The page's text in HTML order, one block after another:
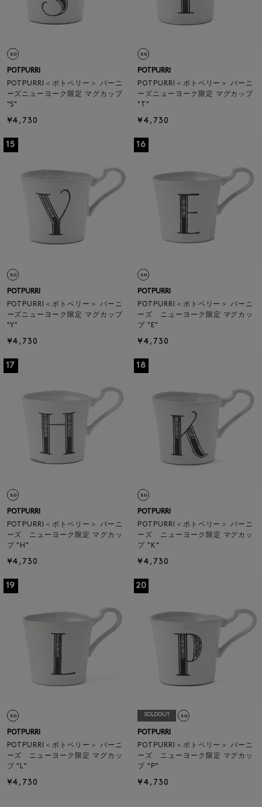
POTPURRI
POTPURRI＜ポトペリー＞ バーニ
ーズニューヨーク限定 マグカップ
"S"
¥4,730
POTPURRI
POTPURRI＜ポトペリー＞ バーニ
ーズニューヨーク限定 マグカップ
"T"
¥4,730
15
POTPURRI
POTPURRI＜ポトペリー＞ バーニ
ーズニューヨーク限定 マグカップ
"Y"
¥4,730
16
POTPURRI
POTPURRI＜ポトペリー＞ バーニ
ーズ ニューヨーク限定 マグカッ
プ "E"
¥4,730
17
POTPURRI
POTPURRI＜ポトペリー＞ バーニ
ーズ ニューヨーク限定 マグカッ
プ "H"
¥4,730
18
POTPURRI
POTPURRI＜ポトペリー＞ バーニ
ーズ ニューヨーク限定 マグカッ
プ "K"
¥4,730
19
POTPURRI
POTPURRI＜ポトペリー＞ バーニ
ーズ ニューヨーク限定 マグカッ
プ "L"
¥4,730
20
SOLDOUT
POTPURRI
POTPURRI＜ポトペリー＞ バーニ
ーズ ニューヨーク限定 マグカッ
プ "P"
¥4,730